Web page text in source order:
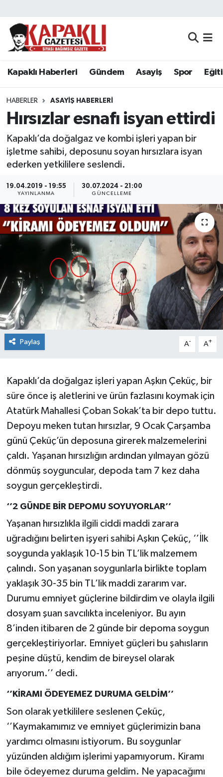
Kapaklı Haberleri Gündem Asayiş Spor
HABERLER ASAYIŞ HABERLERI
Hırsızlar esnafı isyan ettirdi
Kapaklı’da doğalgaz ve kombi işleri yapan bir
işletme sahibi, deposunu soyan hırsızlara isyan
ederken yetkililere seslendi.
19.04.2019 - 19:55
YAYINLANMA
30.07.2024 - 21:00
GÜNCELLEME
Paylaş A- A+
Kapaklı’da doğalgaz işleri yapan Aşkın Çeküç, bir
süre önce iş aletlerini ve ürün fazlasını koymak için
Atatürk Mahallesi Çoban Sokak’ta bir depo tuttu.
Depoyu meken tutan hırsızlar, 9 Ocak Çarşamba
günü Çeküç’ün deposuna girerek malzemelerini
çaldı. Yaşanan hırsızlığın ardından yılmayan gözü
dönmüş soyguncular, depoda tam 7 kez daha
soygun gerçekleştirdi.
‘’2 GÜNDE BİR DEPOMU SOYUYORLAR’’
Yaşanan hırsızlıkla ilgili ciddi maddi zarara
uğradığını belirten işyeri sahibi Aşkın Çeküç, ‘’İlk
soygunda yaklaşık 10-15 bin TL’lik malzemem
çalındı. Son yaşanan soygunlarla birlikte toplam
yaklaşık 30-35 bin TL’lik maddi zararım var.
Durumu emniyet güçlerine bildirdim ve olayla ilgili
dosyam şuan savcılıkta inceleniyor. Bu ayın
8’inden itibaren de 2 günde bir depoma soygun
gerçekleştiriyorlar. Emniyet güçleri bu şahısların
peşine düştü, kendim de bireysel olarak
arıyorum.’’ dedi.
‘’KİRAMI ÖDEYEMEZ DURUMA GELDİM’’
Son olarak yetkililere seslenen Çeküç,
‘’Kaymakamımız ve emniyet güçlerimizin bana
yardımcı olmasını istiyorum. Bu soygunlar
yüzünden aldığım işlerimi yapamıyorum. Kiramı
bile ödeyemez duruma geldim. Ne yapacağımı
Kapaklı Haberleri
Asayiş
Spor
Eğitim
Siyaset
Resmi Reklamlar
Tekirdağ
Ekonomi
Sağlık
Teknoloji
Yaşam
Tekirdağ Nöbetçi Eczaneler
Tekirdağ Namaz Vakitleri
Tekirdağ Trafik Yoğunluk Haritası
Süper Lig Puan Durumu ve Fikstür
Tüm Manşetler
Son Dakika Haberleri
Haber Arşivi